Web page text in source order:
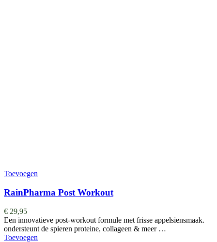
Toevoegen
RainPharma Post Workout
€ 29,95
Een innovatieve post-workout formule met frisse appelsiensmaak.
ondersteunt de spieren proteine, collageen & meer …
Toevoegen